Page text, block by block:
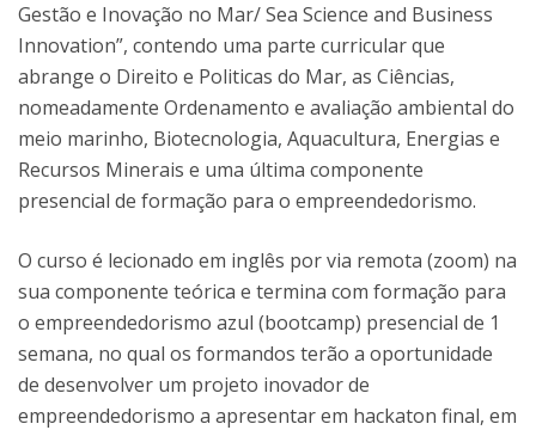
Gestão e Inovação no Mar/ Sea Science and Business
Innovation”, contendo uma parte curricular que
abrange o Direito e Politicas do Mar, as Ciências,
nomeadamente Ordenamento e avaliação ambiental do
meio marinho, Biotecnologia, Aquacultura, Energias e
Recursos Minerais e uma última componente
presencial de formação para o empreendedorismo.
O curso é lecionado em inglês por via remota (zoom) na
sua componente teórica e termina com formação para
o empreendedorismo azul (bootcamp) presencial de 1
semana, no qual os formandos terão a oportunidade
de desenvolver um projeto inovador de
empreendedorismo a apresentar em hackaton final, em